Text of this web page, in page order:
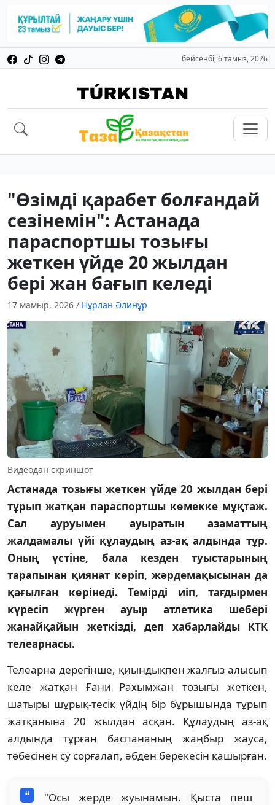
бейсенбі, 6 тамыз, 2026
"Өзімді қарабет болғандай
сезінемін": Астанада
параспортшы тозығы
жеткен үйде 20 жылдан
бері жан бағып келеді
17 мамыр, 2026 / Нұрлан Әлинұр
Видеодан скриншот
Астанада тозығы жеткен үйде 20 жылдан бері
тұрып жатқан параспортшы көмекке мұқтаж.
Сал ауруымен ауыратын азаматтың
жалдамалы үйі құлаудың аз-ақ алдында тұр.
Оның үстіне, бала кезден туыстарының
тарапынан қиянат көріп, жәрдемақысынан да
қағылған көрінеді. Темірді иіп, тағдырмен
күресіп жүрген ауыр атлетика шебері
жанайқайын жеткізді, деп хабарлайды КТК
телеарнасы.
Телеарна дерегінше, қиындықпен жалғыз алысып
келе жатқан Ғани Рахымжан тозығы жеткен,
шатыры шұрық-тесік үйдің бір бұрышында тұрып
жатқанына 20 жылдан асқан. Құлаудың аз-ақ
алдында тұрған баспананың жаңбыр жауса,
төбесінен су сорғалап, әбден берекесін қашырған.
"Осы жерде жуынамын. Қыста пеш